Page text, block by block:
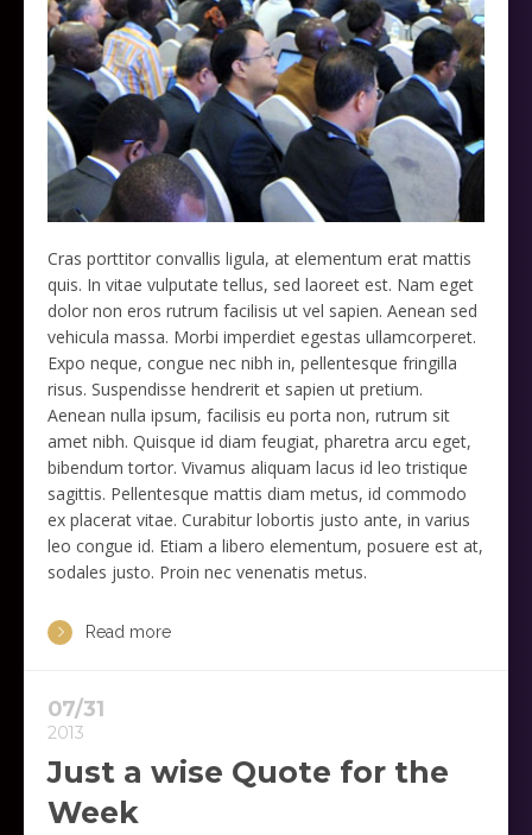
Cras porttitor convallis ligula, at elementum erat mattis
quis. In vitae vulputate tellus, sed laoreet est. Nam eget
dolor non eros rutrum facilisis ut vel sapien. Aenean sed
vehicula massa. Morbi imperdiet egestas ullamcorperet.
Expo neque, congue nec nibh in, pellentesque fringilla
risus. Suspendisse hendrerit et sapien ut pretium.
Aenean nulla ipsum, facilisis eu porta non, rutrum sit
amet nibh. Quisque id diam feugiat, pharetra arcu eget,
bibendum tortor. Vivamus aliquam lacus id leo tristique
sagittis. Pellentesque mattis diam metus, id commodo
ex placerat vitae. Curabitur lobortis justo ante, in varius
leo congue id. Etiam a libero elementum, posuere est at,
sodales justo. Proin nec venenatis metus.
Read more
07/31
2013
Just a wise Quote for the
Week